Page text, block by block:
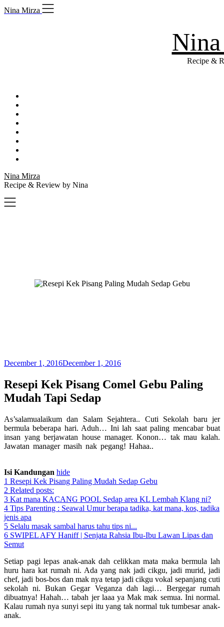
Skip
to
Nina Mirza
Recipe &
Nina Mirza
Recipe & Review by Nina
December 1, 2016December 1, 2016
Resepi Kek Pisang Comel Gebu Paling
Mudah Tapi Sedap
As’salamualaikum dan Salam Sejahtera.. Cuti Sekolah baru jer
bermula beberapa hari. Aduh… Ini lah saat paling mencabar buat
insan yang berjawatan house manager. Konon… tak mau kalah.
Jawatan manager masih nak pegang! Hahaa..
Isi Kandungan hide
1 Resepi Kek Pisang Paling Mudah Sedap Gebu
2 Related posts:
3 Kat mana KACANG POOL Sedap area KL Lembah Klang ni?
4 Tips Parenting : Seawal Umur berapa tadika, kat mana, kos, tadika
jenis apa
5 Selalu masak sambal harus tahu tips ni...
6 SWIPEL AFY Haniff | Senjata Rahsia Ibu-Ibu Lawan Lipas dan
Semut
Setiap pagi lepas anak-anak dah celikkan mata maka bermula lah
huru hara kat rumah ni. Ada yang nak jadi cikgu, jadi murid, jadi
chef, jadi bos-bos dan mak nya tetap jadi cikgu vokal sepanjang cuti
sekolah ni. Bukan Gegar Veganza dah lagi… Bergegar rumah
dibuatnya! Hahah… tabah jer laaa ya Mak mak semua. Ini normal.
Kalau rumah nya sunyi sepi itu yang tak normal tuk tumbesar anak-
anak.